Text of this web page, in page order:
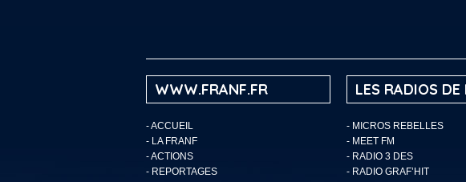
WWW.FRANF.FR
-ACCUEIL
- LA FRANF
-ACTIONS
- REPORTAGES
LES RADIOS DE
- MICROS REBELLES
- MEET FM
- RADIO 3 DES
- RADIO GRAF’HIT